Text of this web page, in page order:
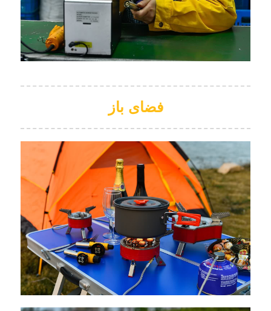
فضای باز